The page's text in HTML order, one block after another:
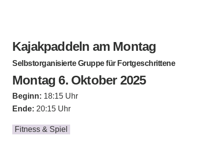
Kajakpaddeln am Montag
Selbstorganisierte Gruppe für Fortgeschrittene
Montag 6. Oktober 2025
Beginn: 18:15 Uhr
Ende: 20:15 Uhr
Fitness & Spiel